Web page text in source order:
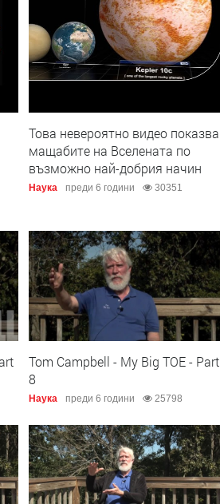
Това невероятно видео показва
мащабите на Вселената по
възможно най-добрия начин
Наука преди 6 години 30351
Tom Campbell - My Big TOE - Part
8
Наука преди 6 години 25798